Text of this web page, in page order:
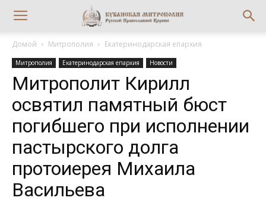
Домой Митрополия Екатеринодарская епархия
Митрополия Екатеринодарская епархия Новости
Митрополит Кирилл
освятил памятный бюст
погибшего при исполнении
пастырского долга
протоиерея Михаила
Васильева